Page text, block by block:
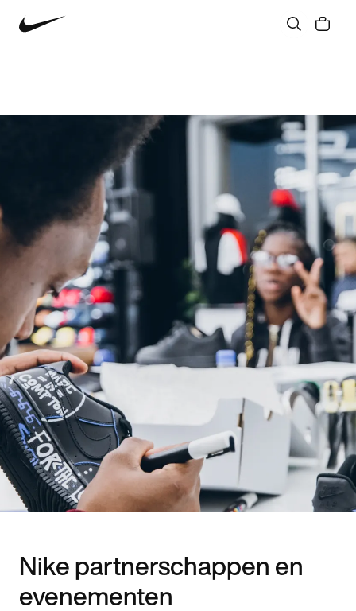
Nike partnerschappen en
evenementen